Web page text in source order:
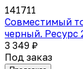
141711
Совместимый
черный. Ресурс
3 349 ₽
Под заказ